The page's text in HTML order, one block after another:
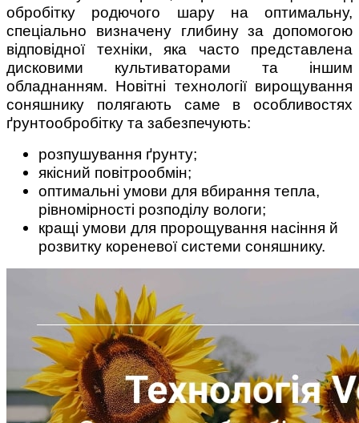
обробітку родючого шару на оптимальну,
спеціально визначену глибину за допомогою
відповідної техніки, яка часто представлена
дисковими культиваторами та іншим
обладнанням. Новітні технології вирощування
соняшнику полягають саме в особливостях
ґрунтообробітку та забезпечують:
розпушування ґрунту;
якісний повітрообмін;
оптимальні умови для вбирання тепла,
рівномірності розподілу вологи;
кращі умови для пророщування насіння й
розвитку кореневої системи соняшнику.